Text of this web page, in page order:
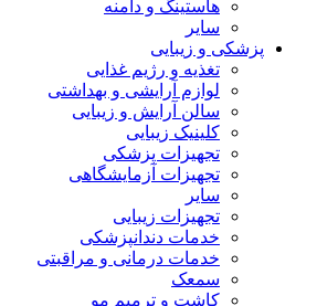
هاستینگ و دامنه
سایر
پزشکی و زیبایی
تغذیه و رژیم غذایی
لوازم آرایشی و بهداشتی
سالن آرایش و زیبایی
کلینیک زیبایی
تجهیزات پزشکی
تجهیزات آزمایشگاهی
سایر
تجهیزات زیبایی
خدمات دندانپزشکی
خدمات درمانی و مراقبتی
سمعک
کاشت و ترمیم مو